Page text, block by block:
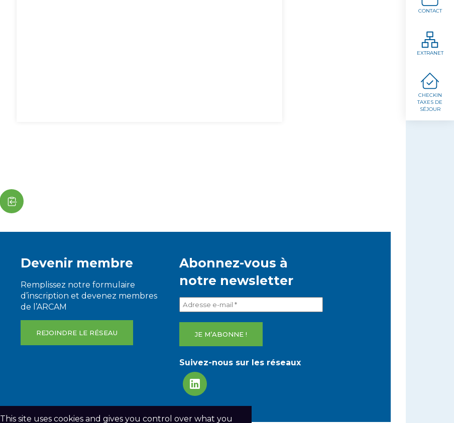
CONTACT
EXTRANET
CHECKIN
TAXES DE
SÉJOUR
Devenir membre
Remplissez notre formulaire
d’inscription et devenez membres
de l’ARCAM
REJOINDRE LE RÉSEAU
Abonnez-vous à
notre newsletter
Suivez-nous sur les réseaux
This site uses cookies and gives you control over what you